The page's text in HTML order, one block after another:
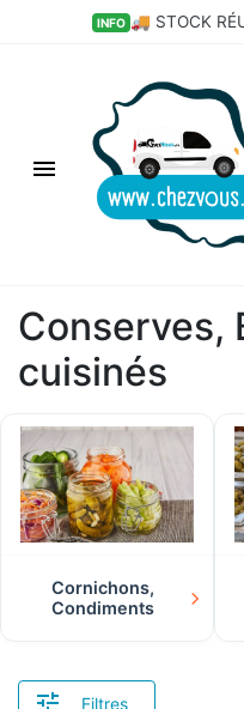
HOT 💣 LES
Conserves,
cuisinés
Cornichons,
Condiments
Filtres